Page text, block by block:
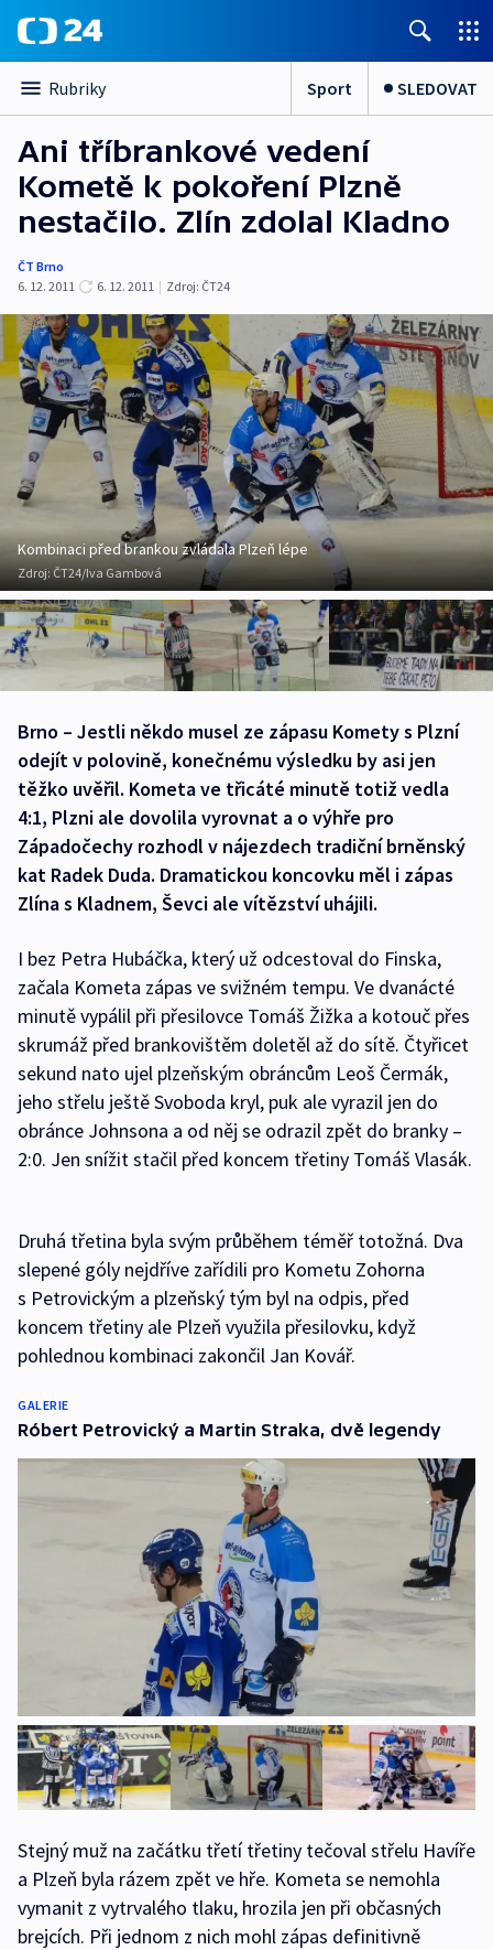
Rubriky Sport SLEDOVAT
Ani tříbrankové vedení
Kometě k pokoření Plzně
nestačilo. Zlín zdolal Kladno
ČT Brno
6. 12. 2011
6. 12. 2011 | Zdroj: ČT24
Kombinaci před brankou zvládala Plzeň lépe
Zdroj: ČT24/Iva Gambová
Brno – Jestli někdo musel ze zápasu Komety s Plzní
odejít v polovině, konečnému výsledku by asi jen
těžko uvěřil. Kometa ve třicáté minutě totiž vedla
4:1, Plzni ale dovolila vyrovnat a o výhře pro
Západočechy rozhodl v nájezdech tradiční brněnský
kat Radek Duda. Dramatickou koncovku měl i zápas
Zlína s Kladnem, Ševci ale vítězství uhájili.
I bez Petra Hubáčka, který už odcestoval do Finska,
začala Kometa zápas ve svižném tempu. Ve dvanácté
minutě vypálil při přesilovce Tomáš Žižka a kotouč přes
skrumáž před brankovištěm doletěl až do sítě. Čtyřicet
sekund nato ujel plzeňským obráncům Leoš Čermák,
jeho střelu ještě Svoboda kryl, puk ale vyrazil jen do
obránce Johnsona a od něj se odrazil zpět do branky –
2:0. Jen snížit stačil před koncem třetiny Tomáš Vlasák.
Druhá třetina byla svým průběhem téměř totožná. Dva
slepené góly nejdříve zařídili pro Kometu Zohorna
s Petrovickým a plzeňský tým byl na odpis, před
koncem třetiny ale Plzeň využila přesilovku, když
pohlednou kombinaci zakončil Jan Kovář.
GALERIE
Róbert Petrovický a Martin Straka, dvě legendy
Stejný muž na začátku třetí třetiny tečoval střelu Havíře
a Plzeň byla rázem zpět ve hře. Kometa se nemohla
vymanit z vytrvalého tlaku, hrozila jen při občasných
brejcích. Při jednom z nich mohl zápas definitivně